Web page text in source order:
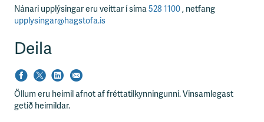
Nánari upplýsingar eru veittar í síma528 1100, netfang
upplysingar@hagstofa.is
Deila
Öllum eru heimil afnot af fréttatilkynningunni. Vinsamlegast
getið heimildar.